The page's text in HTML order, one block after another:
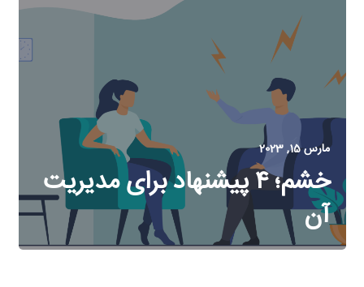
مارس 15, 2023
خشم؛ ۴ پیشنهاد برای مدیریت
آن